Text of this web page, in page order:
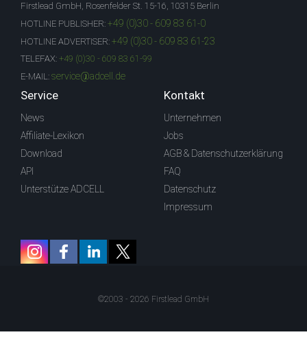
Firstlead GmbH, Rosenfelder St. 15-16, 10315 Berlin
HOTLINE PUBLISHER: +49 (0)30 - 609 83 61-0
HOTLINE ADVERTISER: +49 (0)30 - 609 83 61-23
TELEFAX: +49 (0)30 - 609 83 61-99
E-MAIL: service@adcell.de
Service
News
Affiliate-Lexikon
Download
API
Unterstütze ADCELL
Kontakt
Unternehmen
Jobs
AGB & Datenschutzerklärung
FAQ
Datenschutz
Impressum
©2003 - 2026 Firstlead GmbH